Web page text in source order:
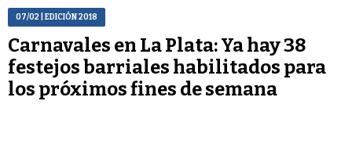
07/02 | EDICIÓN 2018
Carnavales en La Plata: Ya hay 38
festejos barriales habilitados para
los próximos fines de semana